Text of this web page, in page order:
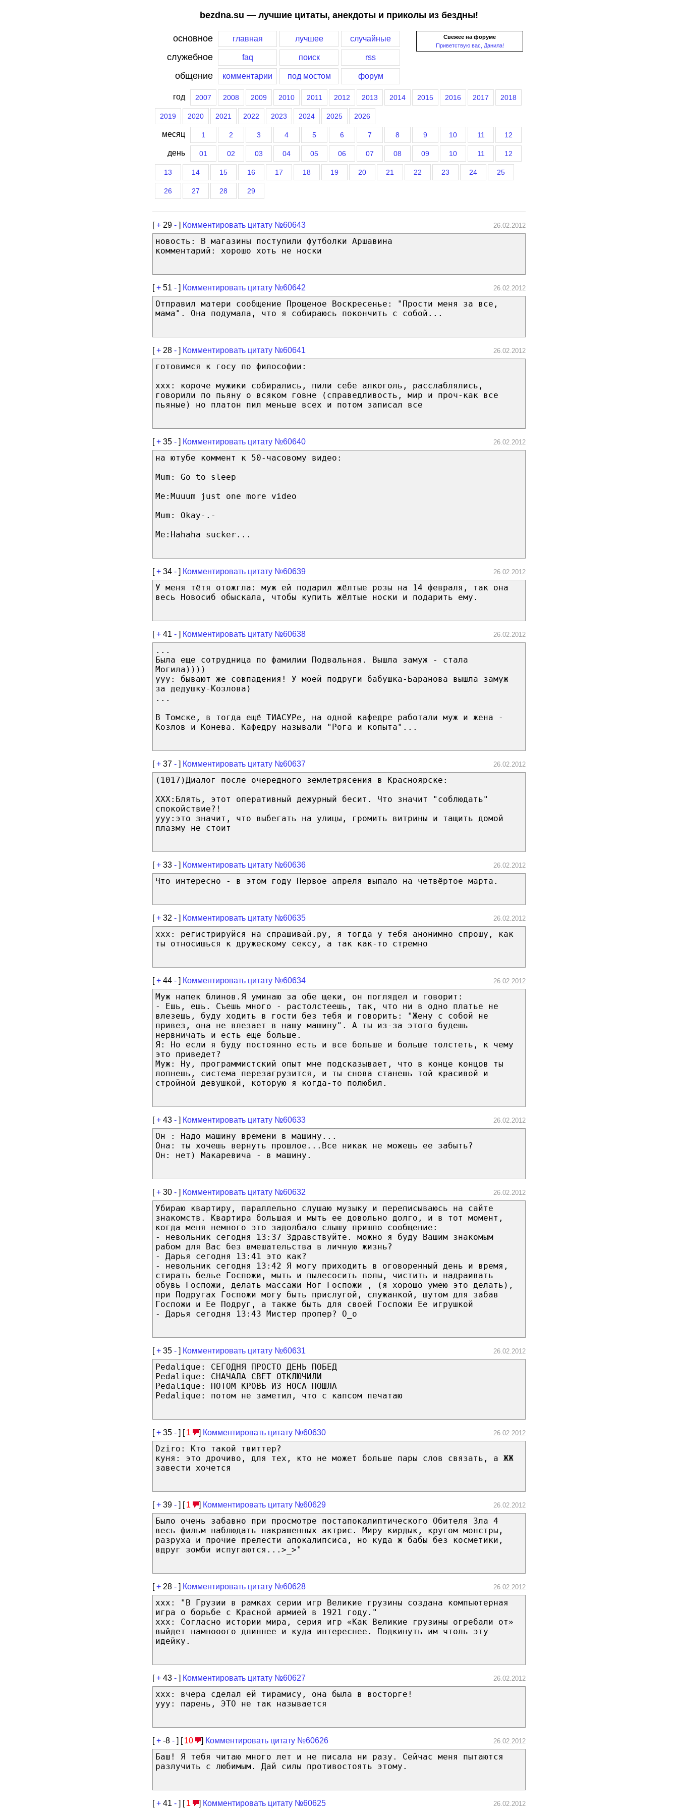
bezdna.su — лучшие цитаты, анекдоты и приколы из бездны!
Свежее на форуме
Приветствую вас, Данила!
основное главная лучшее случайные
служебное faq поиск rss
общение комментарии под мостом форум
год 2007 2008 2009 2010 2011 2012 2013 2014 2015 2016 2017 2018
2019 2020 2021 2022 2023 2024 2025 2026
месяц 1 2 3 4 5 6 7 8 9 10 11 12
день 01 02 03 04 05 06 07 08 09 10 11 12
13 14 15 16 17 18 19 20 21 22 23 24 25
26 27 28 29
[+ 29 - ] Комментировать цитату №60643 26.02.2012
новость: В магазины поступили футболки Аршавина
комментарий: хорошо хоть не носки
[+ 51 - ] Комментировать цитату №60642 26.02.2012
Отправил матери сообщение Прощеное Воскресенье: "Прости меня за все,
мама". Она подумала, что я собираюсь покончить с собой...
[+ 28 - ] Комментировать цитату №60641 26.02.2012
готовимся к госу по философии:
ххх: короче мужики собирались, пили себе алкоголь, расслаблялись,
говорили по пьяну о всяком говне (справедливость, мир и проч-как все
пьяные) но платон пил меньше всех и потом записал все
[+ 35 - ] Комментировать цитату №60640 26.02.2012
на ютубе коммент к 50-часовому видео:
Mum: Go to sleep
Me:Muuum just one more video
Mum: Okay-.-
Me:Hahaha sucker...
[+ 34 - ] Комментировать цитату №60639 26.02.2012
У меня тётя отожгла: муж ей подарил жёлтые розы на 14 февраля, так она
весь Новосиб обыскала, чтобы купить жёлтые носки и подарить ему.
[+ 41 - ] Комментировать цитату №60638 26.02.2012
...
Была еще сотрудница по фамилии Подвальная. Вышла замуж - стала
Могила))))
yyy: бывают же совпадения! У моей подруги бабушка-Баранова вышла замуж
за дедушку-Козлова)
...
В Томске, в тогда ещё ТИАСУРе, на одной кафедре работали муж и жена -
Козлов и Конева. Кафедру называли "Рога и копыта"...
[+ 37 - ] Комментировать цитату №60637 26.02.2012
(1017)Диалог после очередного землетрясения в Красноярске:
XXX:Блять, этот оперативный дежурный бесит. Что значит "соблюдать"
спокойствие?!
yyy:это значит, что выбегать на улицы, громить витрины и тащить домой
плазму не стоит
[+ 33 - ] Комментировать цитату №60636 26.02.2012
Что интересно - в этом году Первое апреля выпало на четвёртое марта.
[+ 32 - ] Комментировать цитату №60635 26.02.2012
xxx: регистрируйся на спрашивай.ру, я тогда у тебя анонимно спрошу, как
ты относишься к дружескому сексу, а так как-то стремно
[+ 44 - ] Комментировать цитату №60634 26.02.2012
Муж напек блинов.Я уминаю за обе щеки, он поглядел и говорит:
- Ешь, ешь. Съешь много - растолстеешь, так, что ни в одно платье не
влезешь, буду ходить в гости без тебя и говорить: "Жену с собой не
привез, она не влезает в нашу машину". А ты из-за этого будешь
нервничать и есть еще больше.
Я: Но если я буду постоянно есть и все больше и больше толстеть, к чему
это приведет?
Муж: Ну, программистский опыт мне подсказывает, что в конце концов ты
лопнешь, система перезагрузится, и ты снова станешь той красивой и
стройной девушкой, которую я когда-то полюбил.
[+ 43 - ] Комментировать цитату №60633 26.02.2012
Он : Надо машину времени в машину...
Она: ты хочешь вернуть прошлое...Все никак не можешь ее забыть?
Он: нет) Макаревича - в машину.
[+ 30 - ] Комментировать цитату №60632 26.02.2012
Убираю квартиру, параллельно слушаю музыку и переписываюсь на сайте
знакомств. Квартира большая и мыть ее довольно долго, и в тот момент,
когда меня немного это задолбало слышу пришло сообщение:
- невольник сегодня 13:37 Здравствуйте. можно я буду Вашим знакомым
рабом для Вас без вмешательства в личную жизнь?
- Дарья сегодня 13:41 это как?
- невольник сегодня 13:42 Я могу приходить в оговоренный день и время,
стирать белье Госпожи, мыть и пылесосить полы, чистить и надраивать
обувь Госпожи, делать массажи Ног Госпожи , (я хорошо умею это делать),
при Подругах Госпожи могу быть прислугой, служанкой, шутом для забав
Госпожи и Ее Подруг, а также быть для своей Госпожи Ее игрушкой
- Дарья сегодня 13:43 Мистер пропер? О_о
[+ 35 - ] Комментировать цитату №60631 26.02.2012
Pedalique: СЕГОДНЯ ПРОСТО ДЕНЬ ПОБЕД
Pedalique: СНАЧАЛА СВЕТ ОТКЛЮЧИЛИ
Pedalique: ПОТОМ КРОВЬ ИЗ НОСА ПОШЛА
Pedalique: потом не заметил, что с капсом печатаю
[+ 35 - ] [ 1 ] Комментировать цитату №60630 26.02.2012
Dziro: Кто такой твиттер?
куня: это дрочиво, для тех, кто не может больше пары слов связать, а ЖЖ
завести хочется
[+ 39 - ] [ 1 ] Комментировать цитату №60629 26.02.2012
Было очень забавно при просмотре постапокалиптического Обителя Зла 4
весь фильм наблюдать накрашенных актрис. Миру кирдык, кругом монстры,
разруха и прочие прелести апокалипсиса, но куда ж бабы без косметики,
вдруг зомби испугаются...>_>"
[+ 28 - ] Комментировать цитату №60628 26.02.2012
xxx: "В Грузии в рамках серии игр Великие грузины создана компьютерная
игра о борьбе с Красной армией в 1921 году."
xxx: Согласно истории мира, серия игр «Как Великие грузины огребали от»
выйдет намнооого длиннее и куда интереснее. Подкинуть им чтоль эту
идейку.
[+ 43 - ] Комментировать цитату №60627 26.02.2012
xxx: вчера сделал ей тирамису, она была в восторге!
yyy: парень, ЭТО не так называется
[+ -8 - ] [ 10 ] Комментировать цитату №60626 26.02.2012
Баш! Я тебя читаю много лет и не писала ни разу. Сейчас меня пытаются
разлучить с любимым. Дай силы противостоять этому.
[+ 41 - ] [ 1 ] Комментировать цитату №60625 26.02.2012